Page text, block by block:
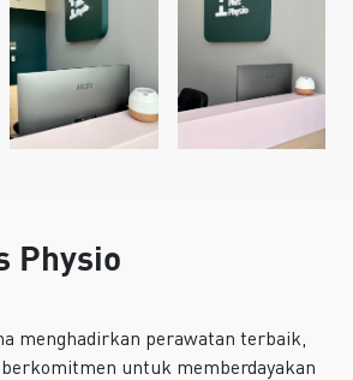
Physio
menghadirkan perawatan terbaik,
untuk memberdayakan